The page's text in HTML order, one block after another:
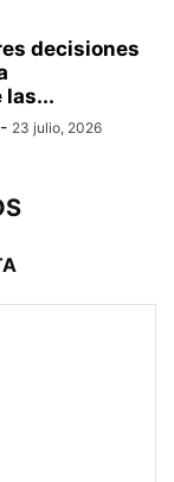
decisiones
las...
- 23 julio, 2026